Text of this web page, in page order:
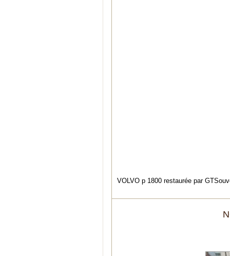
VOLVO p 1800 restaurée par